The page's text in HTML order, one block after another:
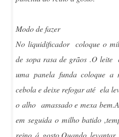
Modo de fazer
No liquidificador coloque o
de sopa rasa de grãos .O leite
uma panela funda coloque a
cebola e deixe refogar até ela
o alho amassado e mexa
em seguida o milho batido
reino á gosto.Quando